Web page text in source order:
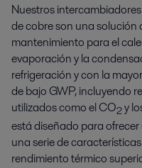
Nuestros
de cobre son una solución
mantenimiento para el
evaporación y la
refrigeración y con la
de bajo GWP, incluyendo
utilizados como el CO2y
está diseñado para
una serie de
rendimiento térmico